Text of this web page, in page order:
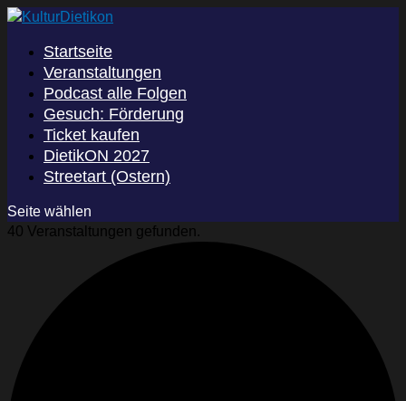
Startseite
Veranstaltungen
Podcast alle Folgen
Gesuch: Förderung
Ticket kaufen
DietikON 2027
Streetart (Ostern)
Seite wählen
40 Veranstaltungen gefunden.